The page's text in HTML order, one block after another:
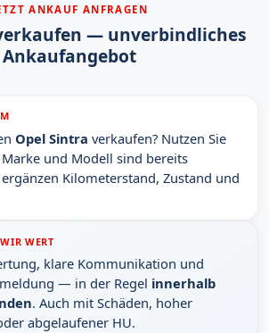
ANKAUF ANFRAGEN
— unverbindliches
Ankaufangebot
Opel Sintra verkaufen? Nutzen Sie
und Modell sind bereits
Kilometerstand, Zustand und
WERT
klare Kommunikation und
— in der Regel innerhalb
. Auch mit Schäden, hoher
abgelaufener HU.